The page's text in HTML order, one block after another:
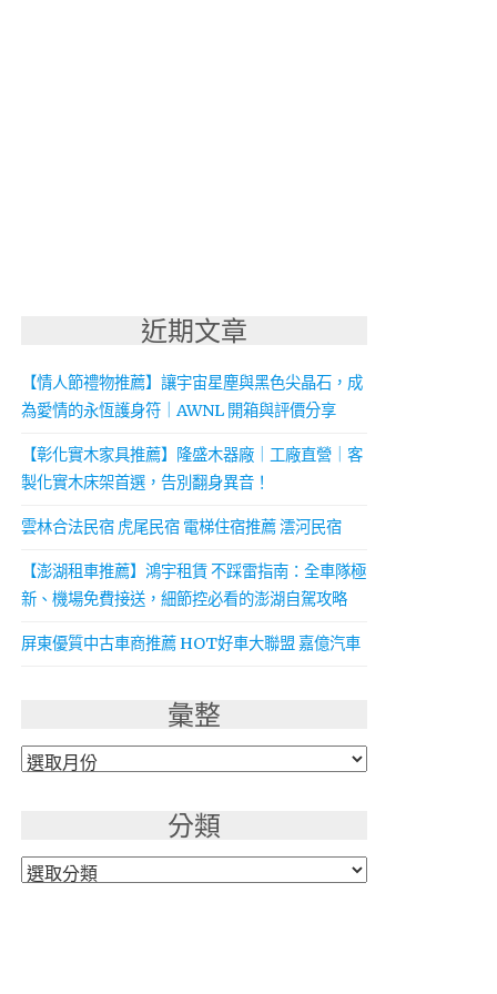
近期文章
【情人節禮物推薦】讓宇宙星塵與黑色尖晶石，成
為愛情的永恆護身符｜AWNL 開箱與評價分享
【彰化實木家具推薦】隆盛木器廠｜工廠直營｜客
製化實木床架首選，告別翻身異音！
雲林合法民宿 虎尾民宿 電梯住宿推薦 澐河民宿
【澎湖租車推薦】鴻宇租賃 不踩雷指南：全車隊極
新、機場免費接送，細節控必看的澎湖自駕攻略
屏東優質中古車商推薦 HOT好車大聯盟 嘉億汽車
彙整
彙
分類
分